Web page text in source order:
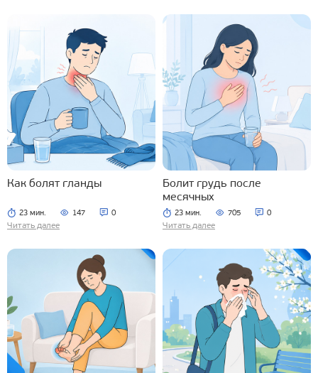
Как болят гланды
23 мин. 147 0
Читать далее
Болит грудь после
месячных
23 мин. 705 0
Читать далее